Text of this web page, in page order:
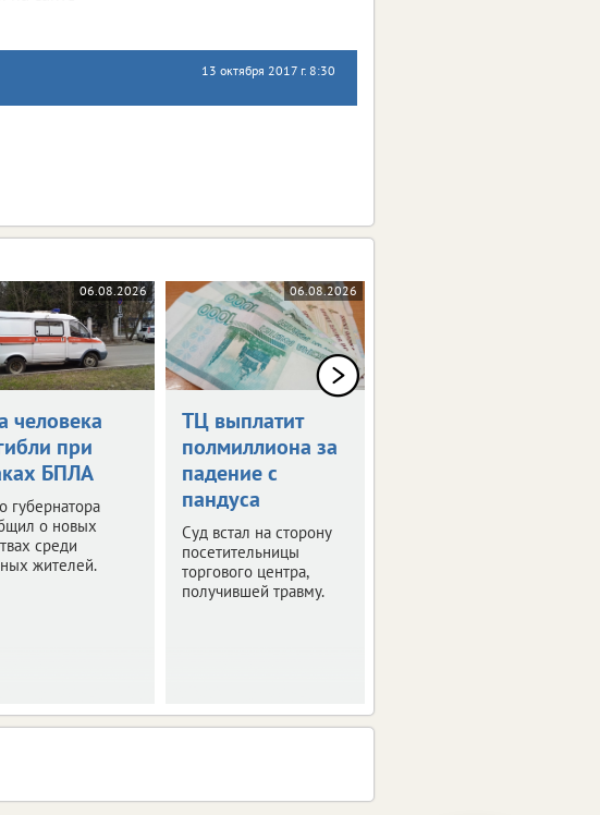
13 октября 2017 г. 8:30
06.08.2026
человека
при
БПЛА
губернатора
о новых
среди
жителей.
06.08.2026
ТЦ выплатит
полмиллиона за
падение с
пандуса
Суд встал на сторону
посетительницы
торгового центра,
получившей травму.